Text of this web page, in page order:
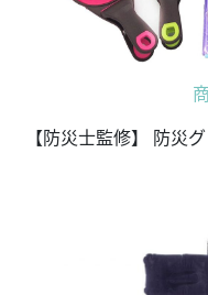
【防災士監修】 防災